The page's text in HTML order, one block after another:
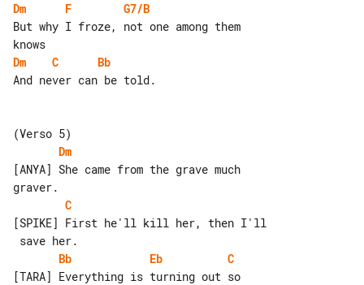
Dm F
G7/B
But why I froze, not one among them
Dm
C
Bb
And never can be told.
Dm
[ANYA] She came from the grave much
C
[SPIKE] First he'll kill her, then I'll
Bb
Eb
C
[TARA] Everything is turning out so